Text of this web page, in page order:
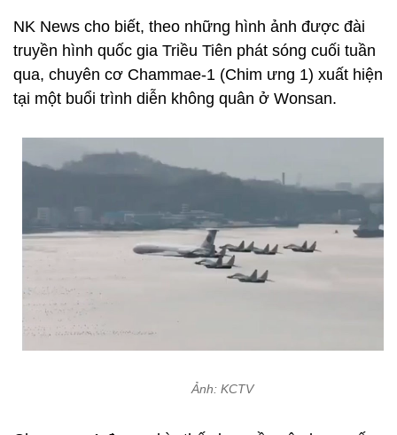
NK News cho biết, theo những hình ảnh được đài
truyền hình quốc gia Triều Tiên phát sóng cuối tuần
qua, chuyên cơ Chammae-1 (Chim ưng 1) xuất hiện
tại một buổi trình diễn không quân ở Wonsan.
Ảnh: KCTV